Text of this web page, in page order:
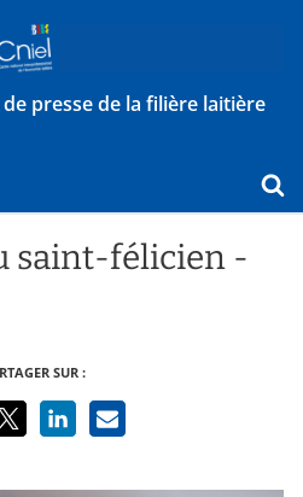
presse de la filière laitière
saint-félicien -
SUR :